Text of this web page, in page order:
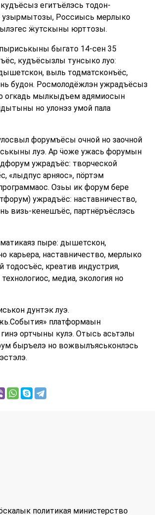
егитъёлэсь тодон-
узырмытозы, Россиысь мерлыко
ӝутскыны юрттозы.
быгато 14-сен 35
кудъёсызлы тунсыко луо:
выль тодматсконъёс,
будон. Росмолодёжлэн ужрадъёсыз
огкадь мылкыдъем адямиосын
но улонэз умой пала
форумъёсы очной но заочной
луэ. Ар ӵоже ужась форумын
ужрадъёс: творческой
«лыдпус арняос», пӧртэм
Озьы ик форум бере
ужрадъёс: наставничество,
визь-кенешъёс, партнёръёслэсь
пыре: дышетскон,
карьера, наставничество, мерлыко
тодосъёс, креатив индустрия,
медиа, экология но
дунтэк луэ.
платформаын
гинэ ортчыны кулэ. Отысь асьтэлы
быръелэ но вожвылъяськонлэсь
политикая министерство